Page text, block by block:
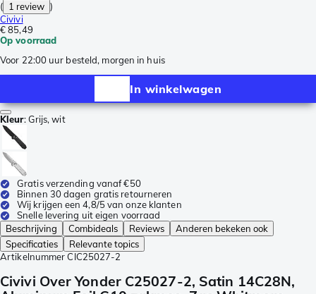
( 1 review )
Civivi
€ 85,49
Op voorraad
Voor 22:00 uur besteld, morgen in huis
In winkelwagen
Kleur:Grijs, wit
Gratis verzending vanaf €50
Binnen 30 dagen gratis retourneren
Wij krijgen een 4,8/5 van onze klanten
Snelle levering uit eigen voorraad
Beschrijving
Combideals Reviews
Anderen bekeken ook
Specificaties
Relevante topics
Artikelnummer CIC25027-2
Civivi Over Yonder C25027-2, Satin 14C28N,